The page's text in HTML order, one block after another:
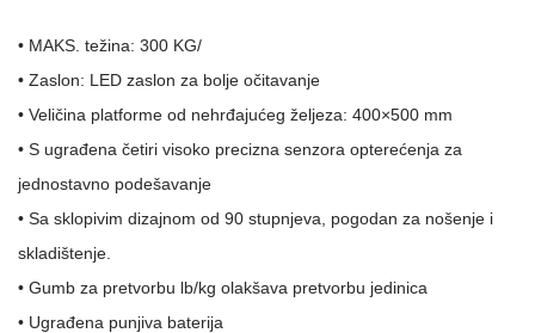
• MAKS. težina: 300 KG/
• Zaslon: LED zaslon za bolje očitavanje
• Veličina platforme od nehrđajućeg željeza: 400×500 mm
• S ugrađena četiri visoko precizna senzora opterećenja za
jednostavno podešavanje
• Sa sklopivim dizajnom od 90 stupnjeva, pogodan za nošenje i
skladištenje.
• Gumb za pretvorbu lb/kg olakšava pretvorbu jedinica
• Ugrađena punjiva baterija